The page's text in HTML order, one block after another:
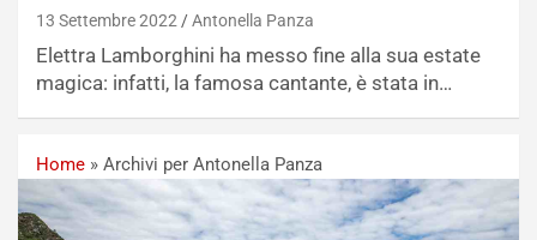
13 Settembre 2022 Antonella Panza
Elettra Lamborghini ha messo fine alla sua estate
magica: infatti, la famosa cantante, è stata in…
Home » Archivi per Antonella Panza